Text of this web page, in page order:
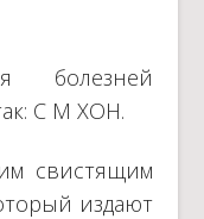
болезней
С М ХОН.
свистящим
издают